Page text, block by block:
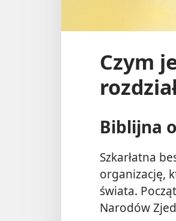
Czym
Biblijna
Szkarłatna
organizację,
świata.
Narodów